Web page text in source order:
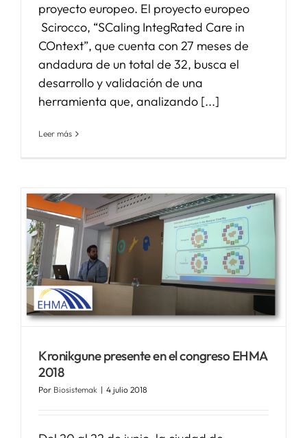
proyecto europeo. El proyecto europeo
Scirocco, “SCaling IntegRated Care in
COntext”, que cuenta con 27 meses de
andadura de un total de 32, busca el
desarrollo y validación de una
herramienta que, analizando [...]
Leer más
Kronikgune presente en el congreso EHMA
2018
Por Biosistemak | 4 julio 2018